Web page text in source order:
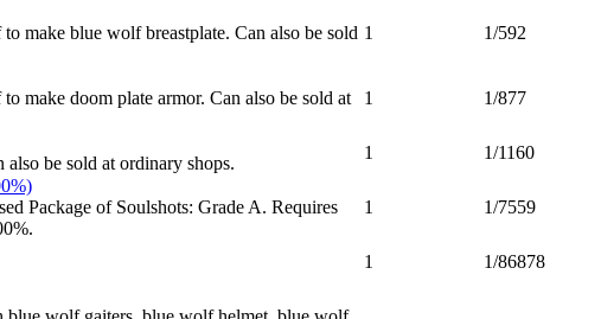
make blue wolf breastplate. Can also be sold 1 1/592
make doom plate armor. Can also be sold at
1 1/877
be sold at ordinary shops.
1
1/1160
Package of Soulshots: Grade A. Requires
1 1/7559
1
1/86878